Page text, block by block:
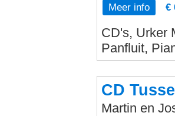
Meer info €
CD's, Urker
Panfluit,
CD
Martin en